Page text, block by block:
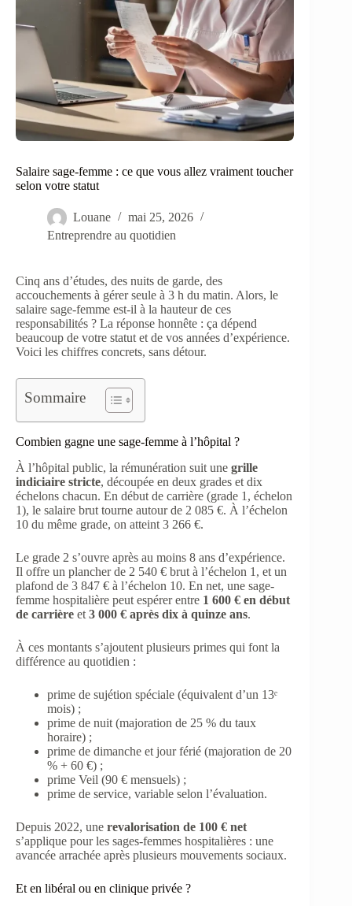
Salaire sage-femme : ce que vous allez vraiment toucher
selon votre statut
Louane
mai 25, 2026
Entreprendre au quotidien
Cinq ans d’études, des nuits de garde, des
accouchements à gérer seule à 3 h du matin. Alors, le
salaire sage-femme est-il à la hauteur de ces
responsabilités ? La réponse honnête : ça dépend
beaucoup de votre statut et de vos années d’expérience.
Voici les chiffres concrets, sans détour.
Sommaire
Combien gagne une sage-femme à l’hôpital ?
À l’hôpital public, la rémunération suit une grille
indiciaire stricte, découpée en deux grades et dix
échelons chacun. En début de carrière (grade 1, échelon
1), le salaire brut tourne autour de 2 085 €. À l’échelon
10 du même grade, on atteint 3 266 €.
Le grade 2 s’ouvre après au moins 8 ans d’expérience.
Il offre un plancher de 2 540 € brut à l’échelon 1, et un
plafond de 3 847 € à l’échelon 10. En net, une sage-
femme hospitalière peut espérer entre 1 600 € en début
de carrière et 3 000 € après dix à quinze ans.
À ces montants s’ajoutent plusieurs primes qui font la
différence au quotidien :
prime de sujétion spéciale (équivalent d’un 13ᵉ
mois) ;
prime de nuit (majoration de 25 % du taux
horaire) ;
prime de dimanche et jour férié (majoration de 20
% + 60 €) ;
prime Veil (90 € mensuels) ;
prime de service, variable selon l’évaluation.
Depuis 2022, une revalorisation de 100 € net
s’applique pour les sages-femmes hospitalières : une
avancée arrachée après plusieurs mouvements sociaux.
Et en libéral ou en clinique privée ?